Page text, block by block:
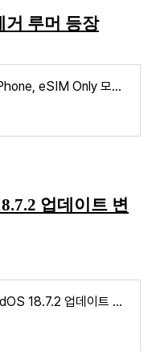
루머 등장
Apple Foldable iPhone, eSIM Only 모델로 출시 예정 — SIM 슬롯 제거 루머 등장
업데이트 변
iOS 18.7.2 및 iPadOS 18.7.2 업데이트 내용은 무엇인가